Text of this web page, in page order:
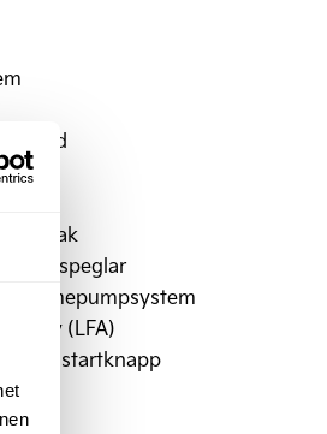
värmepumpsystem
aktiv (LFA)
med startknapp